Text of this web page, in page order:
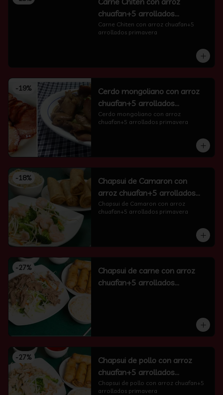
chuafan+5 arrollados
primavera
Carne Chiten con arroz chuafan+5
arrollados primavera
-19%
Cerdo mongoliano con arroz
chuafan+5 arrollados
primavera
Cerdo mongoliano con arroz
chuafan+5 arrollados primavera
-18%
Chapsui de Camaron con
arroz chuafan+5 arrollados
primavera
Chapsui de Camaron con arroz
chuafan+5 arrollados primavera
-27%
Chapsui de carne con arroz
chuafan+5 arrollados
-27%
Chapsui de pollo con arroz
chuafan+5 arrollados
primavera
Chapsui de pollo con arroz chuafan+5
arrollados primavera